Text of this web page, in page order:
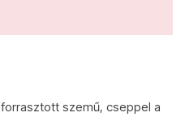
szemű, cseppel a